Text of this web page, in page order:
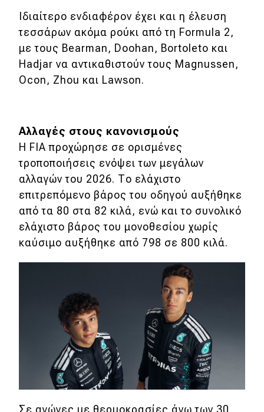
Ιδιαίτερο ενδιαφέρον έχει και η έλευση
τεσσάρων ακόμα ρούκι από τη Formula 2,
με τους Bearman, Doohan, Bortoleto και
Hadjar να αντικαθιστούν τους Magnussen,
Ocon, Zhou και Lawson.
Αλλαγές στους κανονισμούς
Η FIA προχώρησε σε ορισμένες
τροποποιήσεις ενόψει των μεγάλων
αλλαγών του 2026. Το ελάχιστο
επιτρεπόμενο βάρος του οδηγού αυξήθηκε
από τα 80 στα 82 κιλά, ενώ και το συνολικό
ελάχιστο βάρος του μονοθεσίου χωρίς
καύσιμο αυξήθηκε από 798 σε 800 κιλά.
Σε αγώνες με θερμοκρασίες άνω των 30